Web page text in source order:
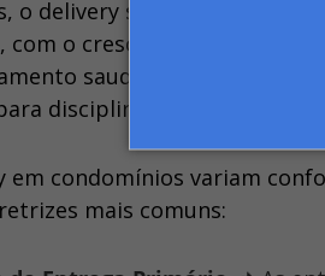
o delivery se tornou uma
com o crescente número de
saudável das áreas
disciplinar a entrega de
em condomínios variam
mais comuns: